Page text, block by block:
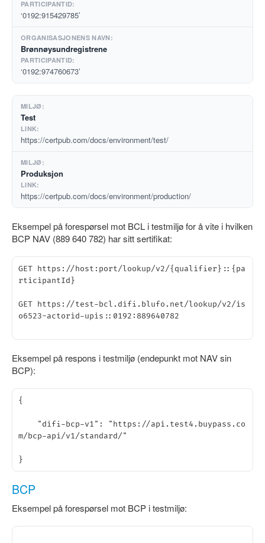
‘0192:915429785’
Brønnøysundregistrene
‘0192:974760673’
Test
https://certpub.com/docs/environment/test/
Produksjon
https://certpub.com/docs/environment/production/
Eksempel på forespørsel mot BCL i testmiljø for å vite i hvilken
BCP NAV (889 640 782) har sitt sertifikat:
GET https://host:port/lookup/v2/{qualifier}::{pa
rticipantId}
GET https://test-bcl.difi.blufo.net/lookup/v2/is
o6523-actorid-upis::0192:889640782
Eksempel på respons i testmiljø (endepunkt mot NAV sin
BCP):
{
m/bcp-api/v1/standard/"
BCP
Eksempel på forespørsel mot BCP i testmiljø: